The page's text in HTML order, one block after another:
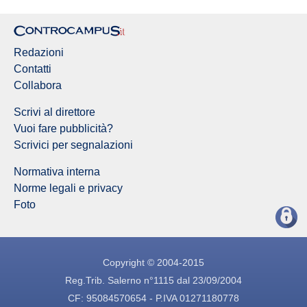
Redazioni
Contatti
Collabora
Scrivi al direttore
Vuoi fare pubblicità?
Scrivici per segnalazioni
Normativa interna
Norme legali e privacy
Foto
Copyright © 2004-2015
Reg.Trib. Salerno n°1115 dal 23/09/2004
CF: 95084570654 - P.IVA 01271180778